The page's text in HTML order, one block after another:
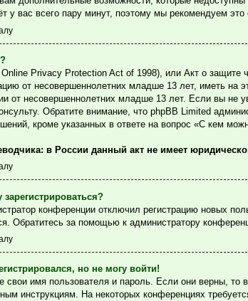
у вас всего пару минут, поэтому мы рекомендуем это
Online Privacy Protection Act of 1998), или Акт о
от несовершеннолетних младше 13 лет, иметь на
от несовершеннолетних младше 13 лет. Если вы не
Обратите внимание, что phpBB Limited
кроме указанных в ответе на вопрос «С кем
в России данный акт не имеет
конференции отключил регистрацию новых
Обратитесь за помощью к администратору
но не могу войти!
свои имя пользователя и пароль. Если они верны,
инструкциям. На некоторых конференциях